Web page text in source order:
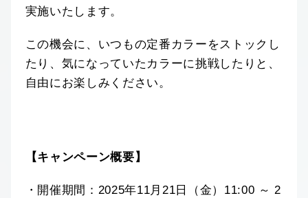
実施いたします。
この機会に、いつもの定番カラーをストックし
たり、気になっていたカラーに挑戦したりと、
自由にお楽しみください。
【キャンペーン概要】
・開催期間：2025年11月21日（金）11:00 ～ 2